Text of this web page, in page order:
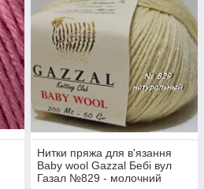
Нитки пряжа для в'язання
Baby wool Gazzal Бебі вул
Газал №829 - молочний